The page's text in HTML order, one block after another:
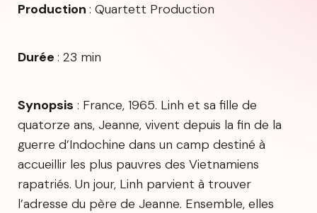
Production : Quartett Production
Durée : 23 min
Synopsis : France, 1965. Linh et sa fille de
quatorze ans, Jeanne, vivent depuis la fin de la
guerre d’Indochine dans un camp destiné à
accueillir les plus pauvres des Vietnamiens
rapatriés. Un jour, Linh parvient à trouver
l’adresse du père de Jeanne. Ensemble, elles